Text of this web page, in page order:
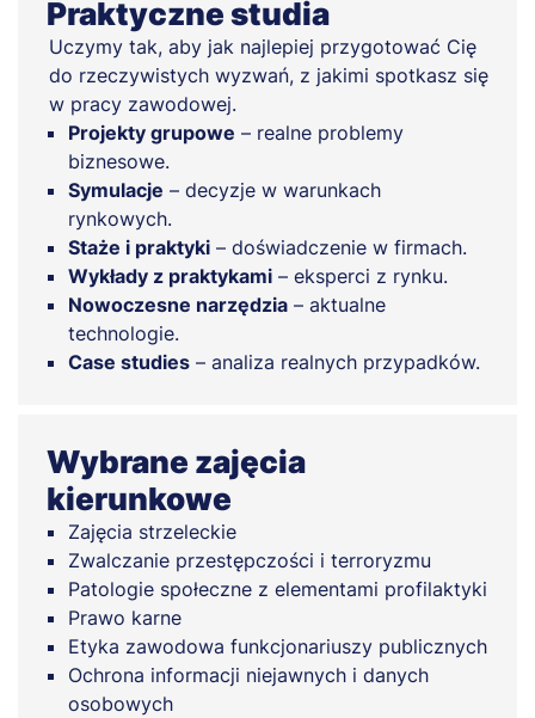
Praktyczne studia
Uczymy tak, aby jak najlepiej przygotować Cię
do rzeczywistych wyzwań, z jakimi spotkasz się
w pracy zawodowej.
Projekty grupowe – realne problemy
biznesowe.
Symulacje – decyzje w warunkach
rynkowych.
Staże i praktyki – doświadczenie w firmach.
Wykłady z praktykami – eksperci z rynku.
Nowoczesne narzędzia – aktualne
technologie.
Case studies – analiza realnych przypadków.
Wybrane zajęcia
kierunkowe
Zajęcia strzeleckie
Zwalczanie przestępczości i terroryzmu
Patologie społeczne z elementami profilaktyki
Prawo karne
Etyka zawodowa funkcjonariuszy publicznych
Ochrona informacji niejawnych i danych
osobowych